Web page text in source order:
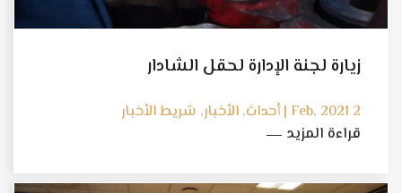
زيارة لجنة الإدارة لحقل الشادار
2 Feb, 2021 | أحداث, الأخبار, شريط الأخبار
قراءة المزيد